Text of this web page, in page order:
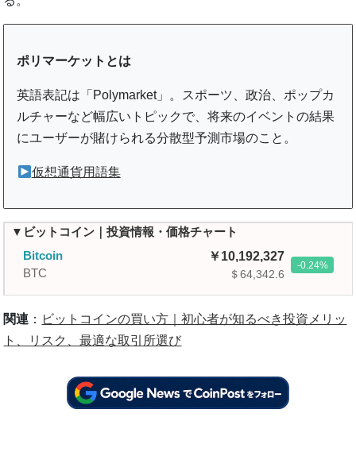
ポリマーケットとは
英語表記は「Polymarket」。スポーツ、政治、ポップカ
ルチャーなど幅広いトピックで、将来のイベントの結果
にユーザーが賭けられる分散型予測市場のこと。
仮想通貨用語集
▼ビットコイン｜投資情報・価格チャート
Bitcoin
BTC
10,192,327
＄64,342.6
-0.24
関連 ： ビットコインの買い方｜初心者が知るべき投資メリッ
ト、リスク、最適な取引所選び